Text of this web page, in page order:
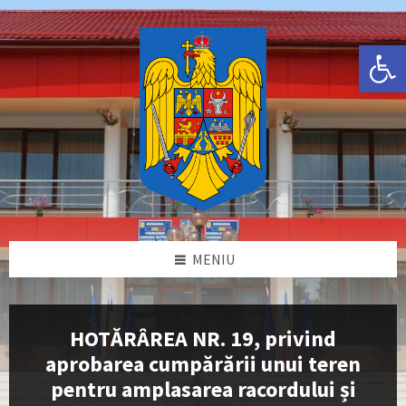
Deschide bara de unelte
Skip
to
content
Skip
to
left
sidebar
Skip
to
right
sidebar
Skip
to
footer
MENIU
HOTĂRÂREA NR. 19, privind
aprobarea cumpărării unui teren
pentru amplasarea racordului și